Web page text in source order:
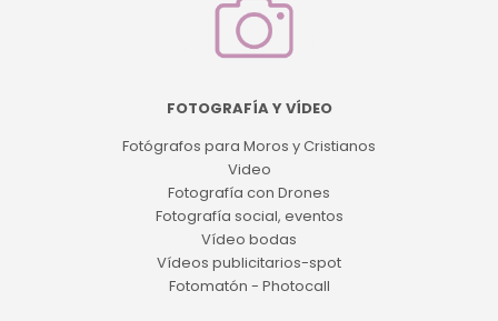
FOTOGRAFÍA Y VÍDEO
Fotógrafos para Moros y Cristianos
Video
Fotografía con Drones
Fotografía social, eventos
Vídeo bodas
Vídeos publicitarios-spot
Fotomatón - Photocall